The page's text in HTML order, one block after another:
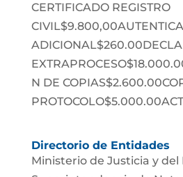
CERTIFICADO REGISTRO
N DE
Directorio de Entidades
Ministerio de Justicia y del